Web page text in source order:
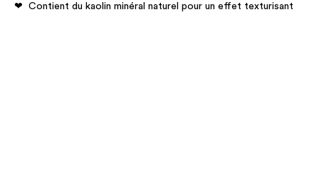
Contient du kaolin minéral naturel pour un effet texturisant